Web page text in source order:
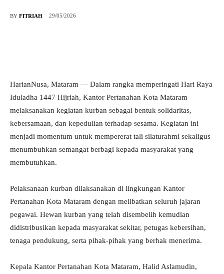
BY FITRIAH 29/05/2026
HarianNusa, Mataram — Dalam rangka memperingati Hari Raya
Iduladha 1447 Hijriah, Kantor Pertanahan Kota Mataram
melaksanakan kegiatan kurban sebagai bentuk solidaritas,
kebersamaan, dan kepedulian terhadap sesama. Kegiatan ini
menjadi momentum untuk mempererat tali silaturahmi sekaligus
menumbuhkan semangat berbagi kepada masyarakat yang
membutuhkan.
Pelaksanaan kurban dilaksanakan di lingkungan Kantor
Pertanahan Kota Mataram dengan melibatkan seluruh jajaran
pegawai. Hewan kurban yang telah disembelih kemudian
didistribusikan kepada masyarakat sekitar, petugas kebersihan,
tenaga pendukung, serta pihak-pihak yang berhak menerima.
Kepala Kantor Pertanahan Kota Mataram, Halid Aslamudin,